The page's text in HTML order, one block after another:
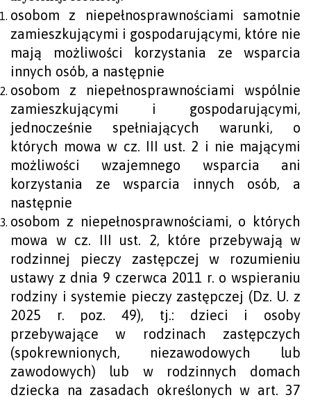
osobom z niepełnosprawnościami samotnie
zamieszkującymi i gospodarującymi, które nie
mają możliwości korzystania ze wsparcia
innych osób, a następnie
osobom z niepełnosprawnościami wspólnie
zamieszkującymi i gospodarującymi,
jednocześnie spełniających warunki, o
których mowa w cz. III ust. 2 i nie mającymi
możliwości wzajemnego wsparcia ani
korzystania ze wsparcia innych osób, a
następnie
osobom z niepełnosprawnościami, o których
mowa w cz. III ust. 2, które przebywają w
rodzinnej pieczy zastępczej w rozumieniu
ustawy z dnia 9 czerwca 2011 r. o wspieraniu
rodziny i systemie pieczy zastępczej (Dz. U. z
2025 r. poz. 49), tj.: dzieci i osoby
przebywające w rodzinach zastępczych
(spokrewnionych, niezawodowych lub
zawodowych) lub w rodzinnych domach
dziecka na zasadach określonych w art. 37